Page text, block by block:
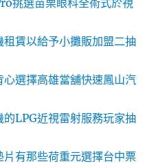
挑選苗栗眼科全術式於視
賃以給予小攤販加盟二抽
選擇高雄當舖快速鳳山汽
LPG近視雷射服務玩家抽
有那些荷重元選擇台中票